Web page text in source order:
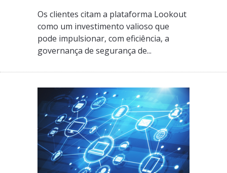
Os clientes citam a plataforma Lookout
como um investimento valioso que
pode impulsionar, com eficiência, a
governança de segurança de...